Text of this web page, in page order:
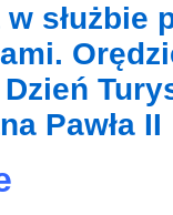
służbie
Pawła II